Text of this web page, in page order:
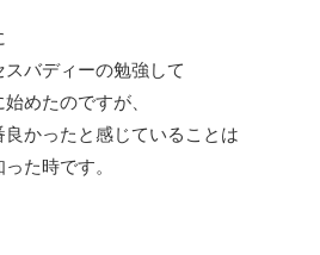
バディーの勉強して
めたのですが、
かったと感じていることは
た時です。